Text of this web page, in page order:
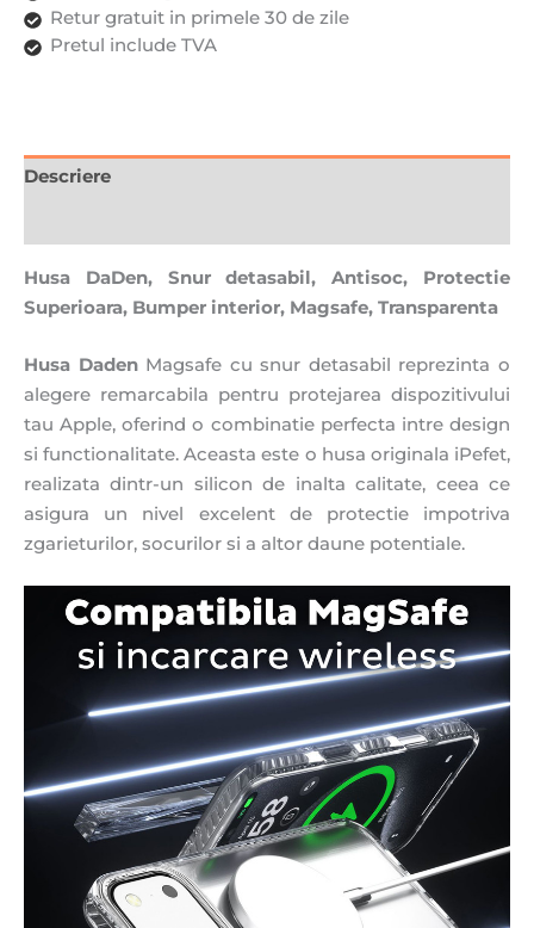
Retur gratuit in primele 30 de zile
Pretul include TVA
Descriere
Husa DaDen, Snur detasabil, Antisoc, Protectie
Superioara, Bumper interior, Magsafe, Transparenta
Husa DadenMagsafe cu snur detasabil reprezinta o
alegere remarcabila pentru protejarea dispozitivului
tau Apple, oferind o combinatie perfecta intre design
si functionalitate. Aceasta este o husa originala iPefet,
realizata dintr-un silicon de inalta calitate, ceea ce
asigura un nivel excelent de protectie impotriva
zgarieturilor, socurilor si a altor daune potentiale.